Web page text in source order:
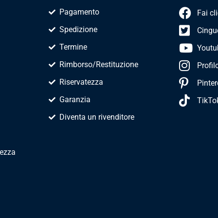
Pagamento
Spedizione
Termine
Rimborso/Restituzione
Riservatezza
Garanzia
Diventa un rivenditore
Fai